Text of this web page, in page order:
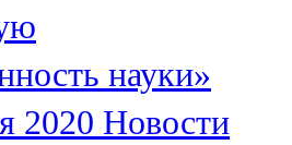
науки»
2020 Новости